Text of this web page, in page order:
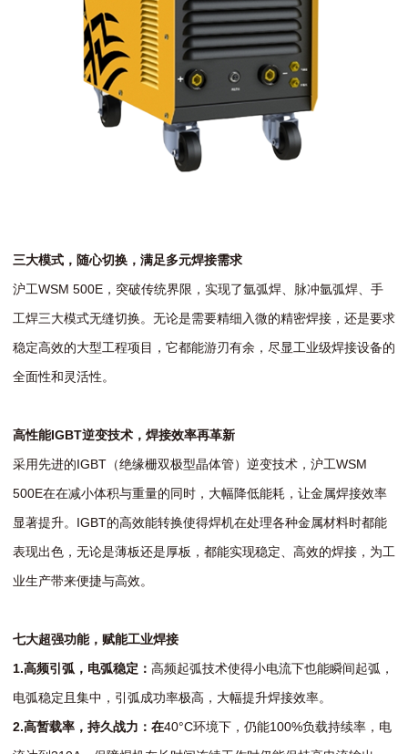
三大模式 ， 随心切换 ，满足多元焊接需求
沪工WSM 500E，突破传统界限，实现了氩弧焊、脉冲氩弧焊、手
工焊三大模式无缝切换。无论是需要精细入微的精密焊接，还是要求
稳定高效的大型工程项目，它都能游刃有余，尽显工业级焊接设备的
全面性和灵活性。
高性能IGBT逆变技术，焊接效率再革新
采用先进的IGBT（绝缘栅双极型晶体管）逆变技术，沪工WSM
500E在在减小体积与重量的同时，大幅降低能耗，让金属焊接效率
显著提升。IGBT的高效能转换使得焊机在处理各种金属材料时都能
表现出色，无论是薄板还是厚板，都能实现稳定、高效的焊接，为工
业生产带来便捷与高效。
七大超强功能，赋能工业焊接
1.高频引弧，电弧稳定： 高频起弧技术使得小电流下也能瞬间起弧，
电弧稳定且集中，引弧成功率极高，大幅提升焊接效率。
2.高暂载率，持久战力 ： 在40°C环境下，仍能100%负载持续率，电